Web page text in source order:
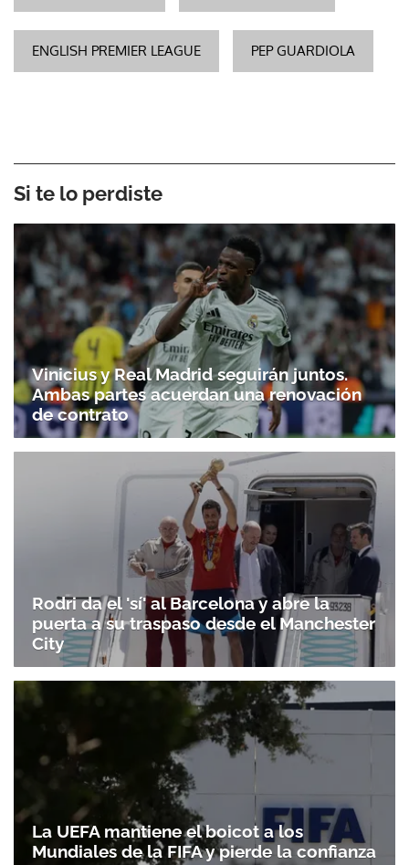
ENGLISH PREMIER LEAGUE PEP GUARDIOLA
Si te lo perdiste
Vinicius y Real Madrid seguirán juntos.
Ambas partes acuerdan una renovación
de contrato
Rodri da el 'sí' al Barcelona y abre la
puerta a su traspaso desde el Manchester
City
La UEFA mantiene el boicot a los
Mundiales de la FIFA y pierde la confianza